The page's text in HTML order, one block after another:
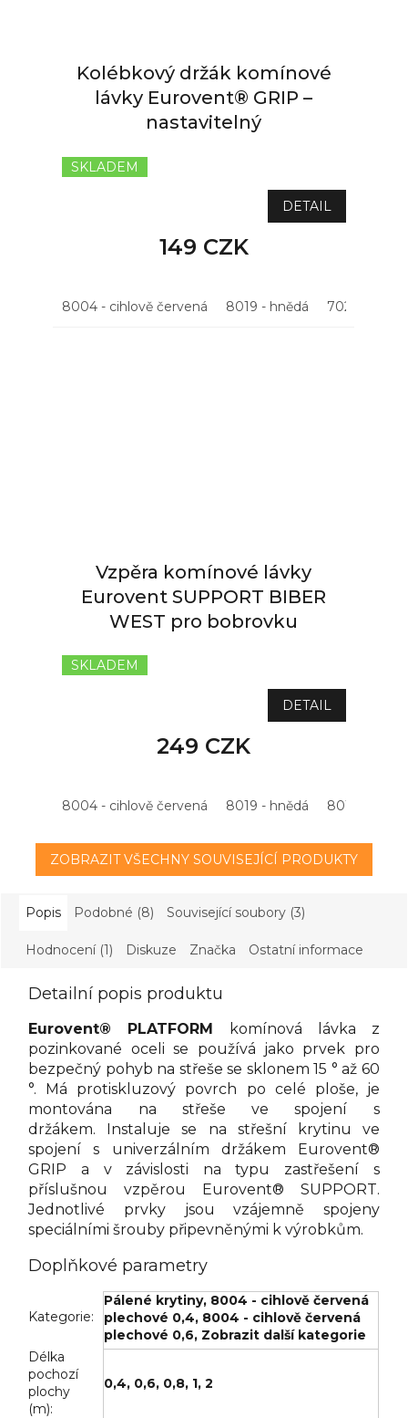
Kolébkový držák komínové
lávky Eurovent® GRIP –
nastavitelný
SKLADEM
149 CZK
DETAIL
8004 - cihlově červená 8019 - hnědá 7021 -
Vzpěra komínové lávky
Eurovent SUPPORT BIBER
WEST pro bobrovku
SKLADEM
249 CZK
DETAIL
8004 - cihlově červená 8019 - hnědá 8015 -
ZOBRAZIT VŠECHNY SOUVISEJÍCÍ PRODUKTY
Popis Podobné (8) Související soubory (3)
Hodnocení (1) Diskuze Značka Ostatní informace
Detailní popis produktu
Eurovent® PLATFORM komínová lávka z
pozinkované oceli se používá jako prvek pro
bezpečný pohyb na střeše se sklonem 15 ° až 60
°. Má protiskluzový povrch po celé ploše, je
montována na střeše ve spojení s
držákem. Instaluje se na střešní krytinu ve
spojení s univerzálním držákem Eurovent®
GRIP a v závislosti na typu zastřešení s
příslušnou vzpěrou Eurovent® SUPPORT.
Jednotlivé prvky jsou vzájemně spojeny
speciálními šrouby připevněnými k výrobkům.
Doplňkové parametry
Kategorie:
Pálené krytiny, 8004 - cihlově červená
plechové 0,4, 8004 - cihlově červená
plechové 0,6, Zobrazit další kategorie
Délka
pochozí
plochy
(m):
0,4, 0,6, 0,8, 1,2